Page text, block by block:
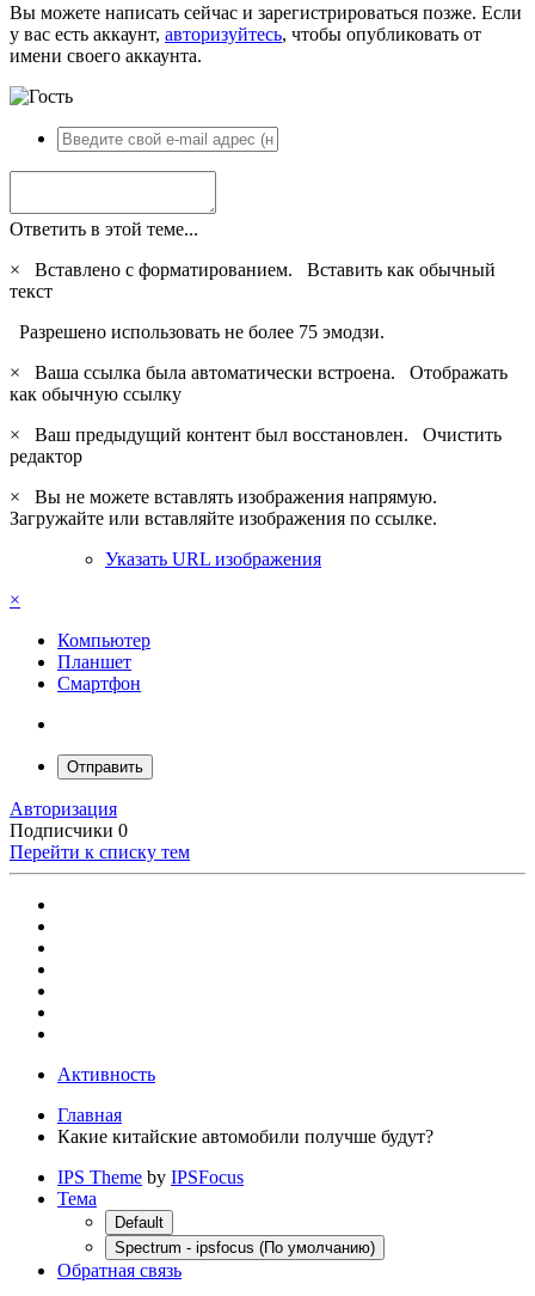
Вы можете написать сейчас и зарегистрироваться позже. Если
у вас есть аккаунт, авторизуйтесь, чтобы опубликовать от
имени своего аккаунта.
Ответить в этой теме...
×
Вставлено с форматированием. Вставить как обычный
текст
Разрешено использовать не более 75 эмодзи.
×
Ваша ссылка была автоматически встроена. Отображать
как обычную ссылку
×
Ваш предыдущий контент был восстановлен. Очистить
редактор
×
Вы не можете вставлять изображения напрямую.
Загружайте или вставляйте изображения по ссылке.
Указать URL изображения
×
Компьютер
Планшет
Смартфон
Отправить
Авторизация
Подписчики 0
Перейти к списку тем
Активность
Главная
Какие китайские автомобили получше будут?
IPS Theme by IPSFocus
Тема
Default
Spectrum - ipsfocus (По умолчанию)
Обратная связь